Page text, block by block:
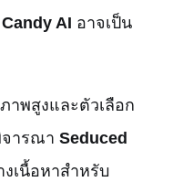
Candy AI อาจเป็น
พสูงและตัวเลือก
ารณา Seduced
เนื้อหาสำหรับ